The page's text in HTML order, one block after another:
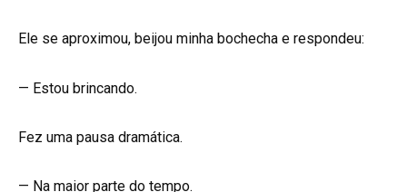
Ele se aproximou, beijou minha bochecha e respondeu:
— Estou brincando.
Fez uma pausa dramática.
— Na maior parte do tempo.